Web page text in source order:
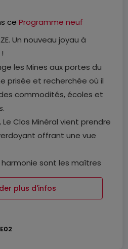
ce Programme neuf
Un nouveau joyau à
les Mines aux portes du
prisée et recherchée où il
commodités, écoles et
Clos Minéral vient prendre
offrant une vue
sont les maîtres
immobilier où vous
dans des appartements
une architecture moderne
plus d'infos